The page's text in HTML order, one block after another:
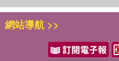
網站導航 >>